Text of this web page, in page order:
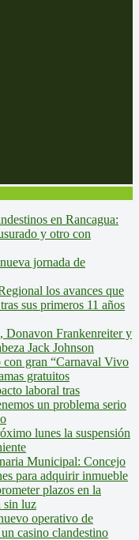
en Rancagua:
y otro con
jornada de
los avances que
sus primeros 11 años
Donavon Frankenreiter y
Jack Johnson
gran “Carnaval Vivo
gratuitos
laboral tras
un problema serio
lunes la suspensión
Municipal: Concejo
para adquirir inmueble
plazos en la
sin luz
operativo de
casino clandestino